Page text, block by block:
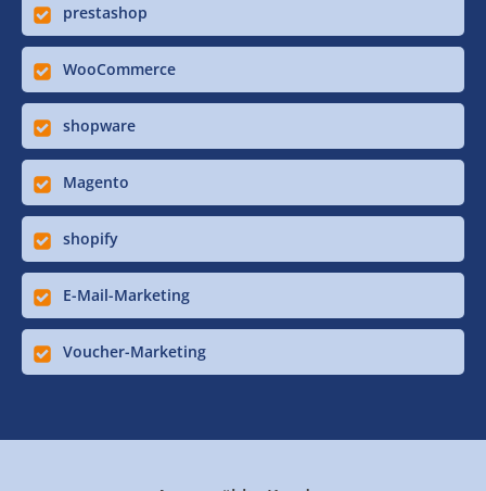
prestashop
WooCommerce
shopware
Magento
shopify
E-Mail-Marketing
Voucher-Marketing